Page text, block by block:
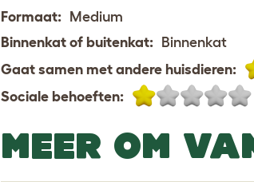
Formaat: Medium
Binnenkat of buitenkat: Binnenkat
Gaat samen met andere huisdieren:
Sociale behoeften:
MEER OM